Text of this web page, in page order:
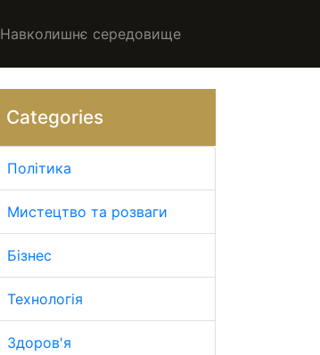
Навколишнє середовище
Categories
Політика
Мистецтво та розваги
Бізнес
Технологія
Здоров'я